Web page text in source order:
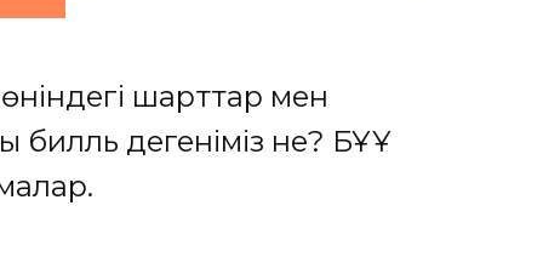
жөніндегі шарттар мен
билль дегеніміз не? БҰҰ